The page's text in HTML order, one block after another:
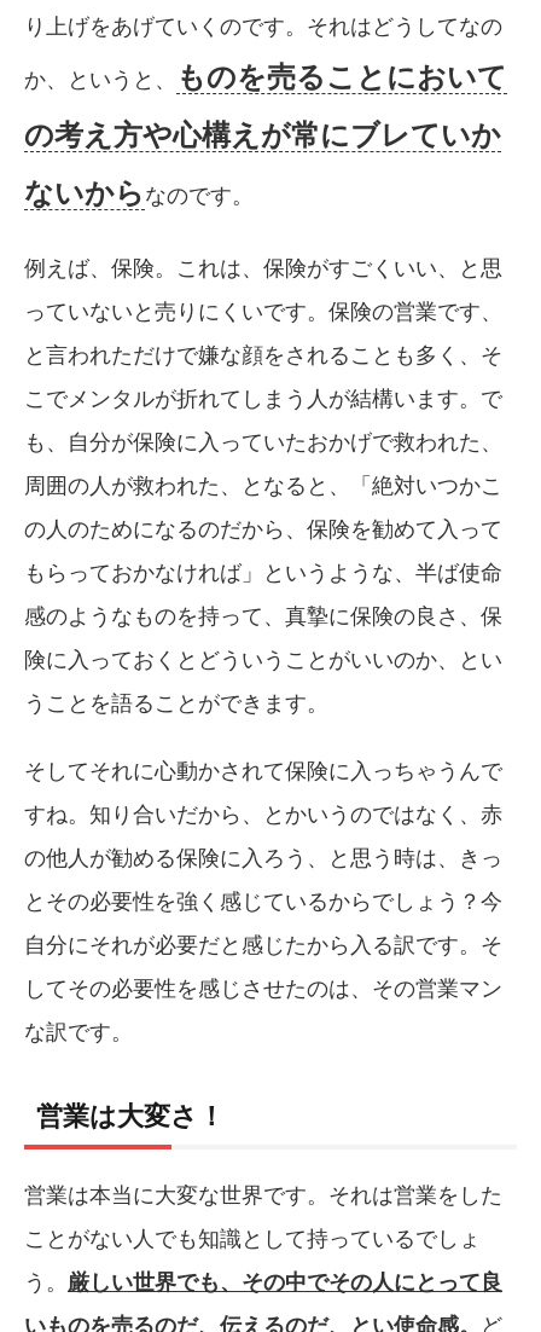
り上げをあげていくのです。それはどうしてなの
か、というと、
ものを売ることにおいて
の考え方や心構えが常にブレていか
ないから なのです。
例えば、保険。これは、保険がすごくいい、と思
っていないと売りにくいです。保険の営業です、
と言われただけで嫌な顔をされることも多く、そ
こでメンタルが折れてしまう人が結構います。で
も、自分が保険に入っていたおかげで救われた、
周囲の人が救われた、となると、「絶対いつかこ
の人のためになるのだから、保険を勧めて入って
もらっておかなければ」というような、半ば使命
感のようなものを持って、真摯に保険の良さ、保
険に入っておくとどういうことがいいのか、とい
うことを語ることができます。
そしてそれに心動かされて保険に入っちゃうんで
すね。知り合いだから、とかいうのではなく、赤
の他人が勧める保険に入ろう、と思う時は、きっ
とその必要性を強く感じているからでしょう？今
自分にそれが必要だと感じたから入る訳です。そ
してその必要性を感じさせたのは、その営業マン
な訳です。
営業は大変さ！
営業は本当に大変な世界です。それは営業をした
ことがない人でも知識として持っているでしょ
う。 厳しい世界でも、その中でその人にとって良
いものを売るのだ、伝えるのだ、とい使命感。
ど